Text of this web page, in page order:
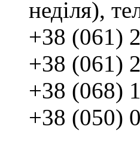
неділя),
+38 (061)
+38 (061)
+38 (068)
+38 (050)